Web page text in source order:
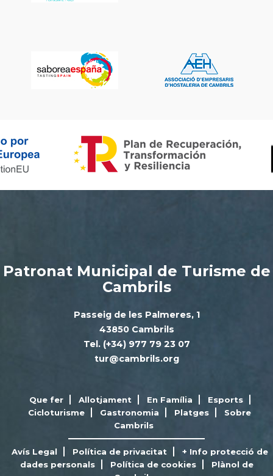
Patronat Municipal de Turisme de
Cambrils
Passeig de les Palmeres, 1
43850 Cambrils
Tel. (+34) 977 79 23 07
tur@cambrils.org
Que fer Allotjament En Família
Esports
Cicloturisme
Gastronomia Platges
Sobre
Cambrils
Avís Legal Política de privacitat
+ Info protecció de
dades personals
Política de cookies
Plànol de